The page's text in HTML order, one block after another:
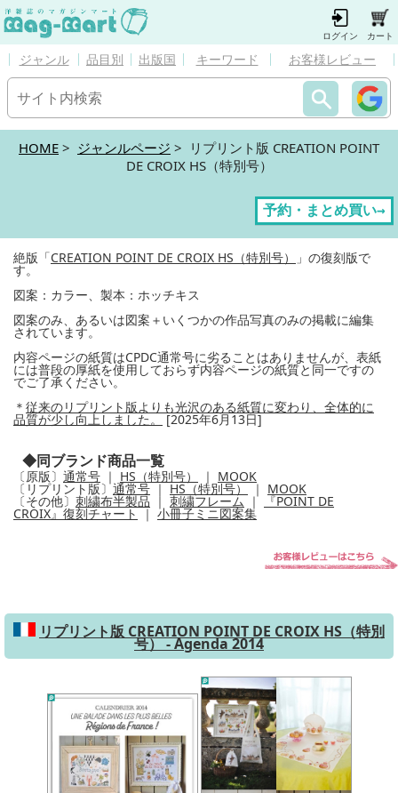
ログイン カート
ジャンル 品目別 出版国 キーワード お客様レビュー
HOME > ジャンルページ > リプリント版 CREATION POINT
DE CROIX HS（特別号）
予約・まとめ買い→
絶版「CREATION POINT DE CROIX HS（特別号） 」の復刻版で
す。
図案：カラー、製本：ホッチキス
図案のみ、あるいは図案＋いくつかの作品写真のみの掲載に編集
されています。
内容ページの紙質はCPDC通常号に劣ることはありませんが、表紙
には普段の厚紙を使用しておらず内容ページの紙質と同一ですの
でご了承ください。
＊ 従来のリプリント版よりも光沢のある紙質に変わり、全体的に
品質が少し向上しました。 [2025年6月13日]
◆同ブランド商品一覧
〔原版〕 通常号 ｜ HS（特別号） ｜ MOOK
〔リプリント版〕通常号｜HS（特別号）｜ MOOK
〔その他〕 刺繍布半製品 刺繍フレーム｜ 『POINT DE
CROIX』復刻チャート｜ 小冊子ミニ図案集
リプリント版 CREATION POINT DE CROIX HS（特別
号） - Agenda 2014